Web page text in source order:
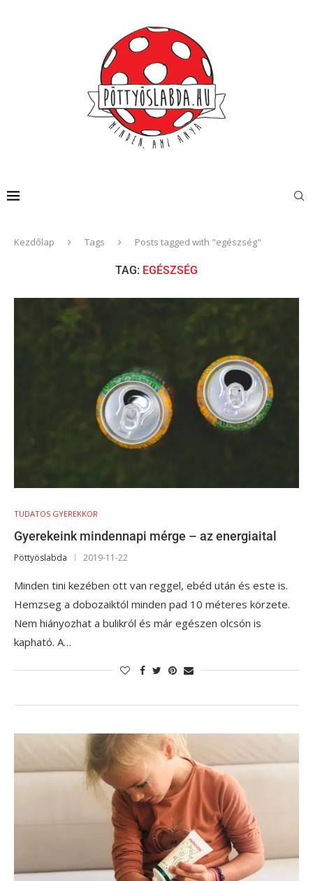
Kezdőlap Tags Posts tagged with "egészség"
TAG: EGÉSZSÉG
TUDATOS GYEREKKOR
Gyerekeink mindennapi mérge – az energiaital
Pöttyöslabda 2019-11-22
Minden tini kezében ott van reggel, ebéd után és este is.
Hemzseg a dobozaiktól minden pad 10 méteres körzete.
Nem hiányozhat a bulikról és már egészen olcsón is
kapható. A…